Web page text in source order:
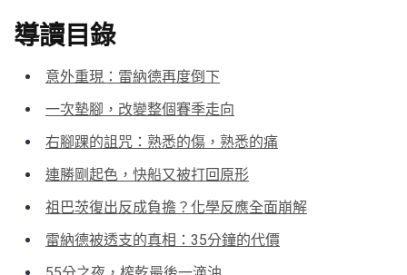
導讀目錄
意外重現：雷納德再度倒下
一次墊腳，改變整個賽季走向
右腳踝的詛咒：熟悉的傷，熟悉的痛
連勝剛起色，快船又被打回原形
祖巴茨復出反成負擔？化學反應全面崩解
雷納德被透支的真相：35分鐘的代價